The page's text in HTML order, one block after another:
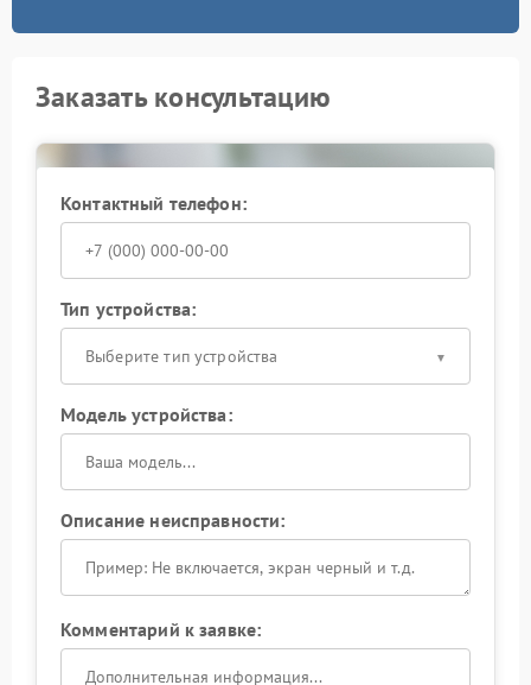
Заказать консультацию
Контактный телефон:
Тип устройства:
Выберите тип устройства
Модель устройства:
Описание неисправности:
Комментарий к заявке: